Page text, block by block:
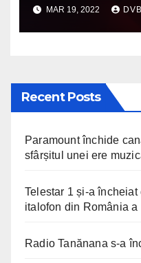
MAR 19, 2022
Recent Posts
Paramount închide
sfârșitul unei ere
Telestar 1 și-a încheiat
italofon din România
Radio Tanănana s-a